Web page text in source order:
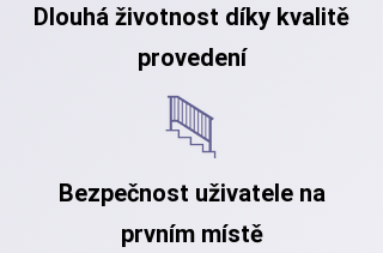
Dlouhá životnost díky kvalitě
provedení
Bezpečnost uživatele na
prvním místě